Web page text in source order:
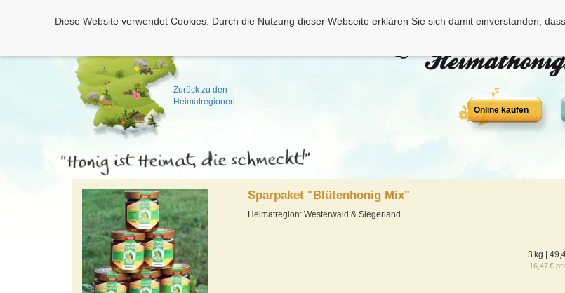
Zurück zu den
Heimatregionen
Diese Website verwendet Cookies. Durch die Nutzung dieser Webseite erklären Sie sich damit einverstanden,
Online kaufen
Sparpaket "Blütenhonig Mix"
Heimatregion: Westerwald & Siegerland
3 kg |
16,47 €